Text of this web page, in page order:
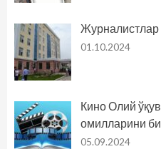
Журналистлар
01.10.2024
Кино Олий
омилларини
05.09.2024